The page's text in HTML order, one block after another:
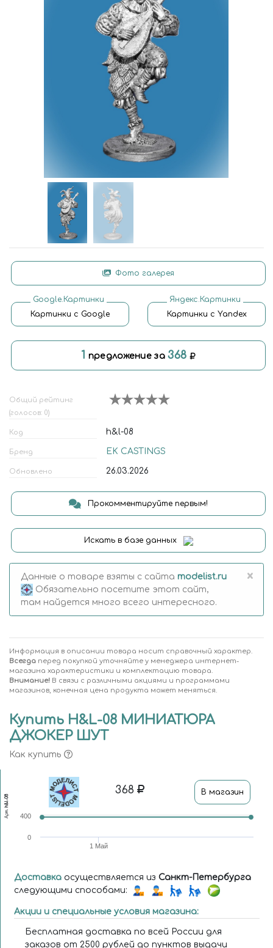
Фото галерея
Google.Картинки
Картинки с Google
Яндекс.Картинки
Картинки с Yandex
1 предложение за368
Общий рейтинг
(голосов: 0)
Код h&l-08
Бренд EK CASTINGS
Обновлено 26.03.2026
Прокомментируйте первым!
Искать в базе данных
Данные о товаре взяты с сайта modelist.ru
Обязательно посетите этот сайт,
там найдется много всего интересного.
×
Информация в описании товара носит справочный характер.
Всегда перед покупкой уточняйте у менеджера интернет-
магазина характеристики и комплектацию товара.
Внимание! В связи с различными акциями и программами
магазинов, конечная цена продукта может меняться.
Купить H&L-08 МИНИАТЮРА
ДЖОКЕР ШУТ
Как купить
Арт.
h&l-08
368 В магазин
1 Май
0
400
Доставка осуществляется из Санкт-Петербурга
следующими способами:
Акции и специальные условия магазина:
Бесплатная доставка по всей России для
заказов от 2500 рублей до пунктов выдачи